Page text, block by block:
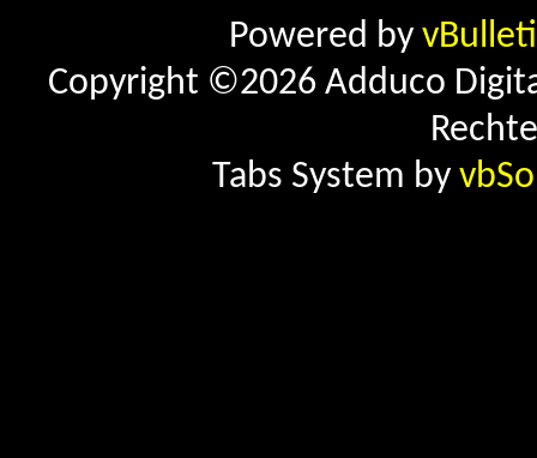
Powered by
Copyright ©2026 Adduco
Tabs System by